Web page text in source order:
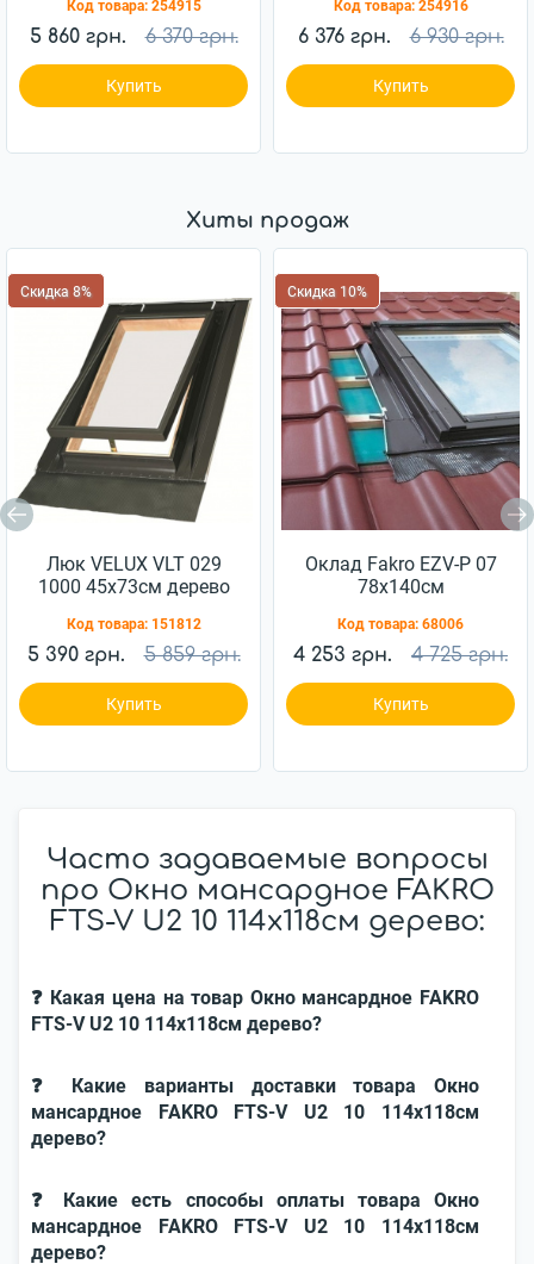
Код товара: 254915
5 860 грн. 6 370 грн.
Купить
Код товара: 254916
6 376 грн. 6 930 грн.
Купить
Хиты продаж
Скидка 8%
Люк VELUX VLT 029
1000 45x73см дерево
Код товара: 151812
5 390 грн. 5 859 грн.
Купить
Скидка 10%
Оклад Fakro EZV-P 07
78x140см
Код товара: 68006
4 253 грн. 4 725 грн.
Купить
Часто задаваемые вопросы
про Окно мансардное FAKRO
FTS-V U2 10 114x118см дерево:
❓ Какая цена на товар Окно мансардное FAKRO
FTS-V U2 10 114x118см дерево?
❓ Какие варианты доставки товара Окно
мансардное FAKRO FTS-V U2 10 114x118см
дерево?
❓ Какие есть способы оплаты товара Окно
мансардное FAKRO FTS-V U2 10 114x118см
дерево?